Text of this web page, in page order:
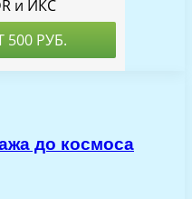
до космоса